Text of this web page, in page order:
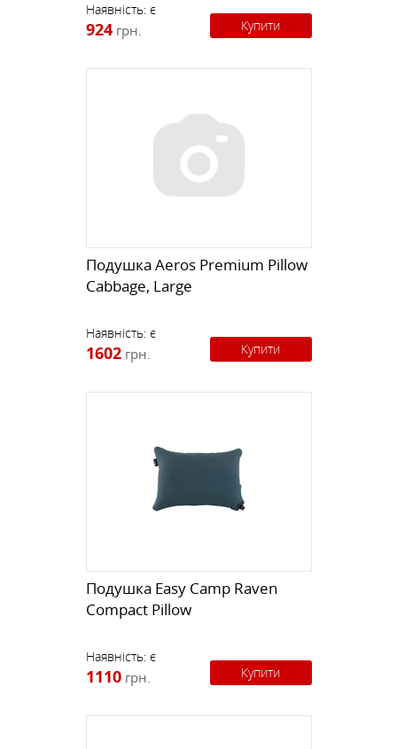
Наявність: є
924 грн. Купити
Подушка Aeros Premium Pillow
Cabbage, Large
Наявність: є
1602 грн. Купити
Подушка Easy Camp Raven
Compact Pillow
Наявність: є
1110 грн. Купити